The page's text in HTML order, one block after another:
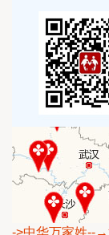
->中华万家姓--→